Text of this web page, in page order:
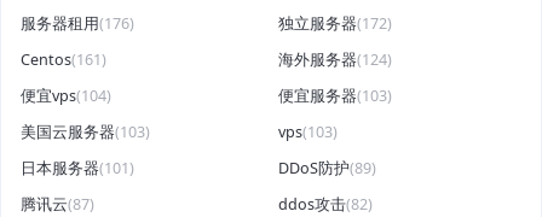
服务器租用(176) 独立服务器(172)
Centos(161) 海外服务器(124)
便宜vps(104) 便宜服务器(103)
美国云服务器(103) vps(103)
日本服务器(101) DDoS防护(89)
腾讯云(87) ddos攻击(82)